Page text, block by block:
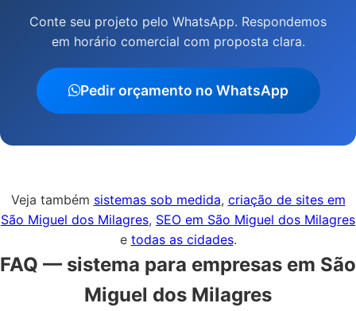
Conte seu projeto pelo WhatsApp. Respondemos
em horário comercial com proposta clara.
Pedir orçamento no WhatsApp
Veja também sistemas sob medida, criação de sites em
São Miguel dos Milagres, SEO em São Miguel dos Milagres
e todas as cidades.
FAQ — sistema para empresas em São
Miguel dos Milagres